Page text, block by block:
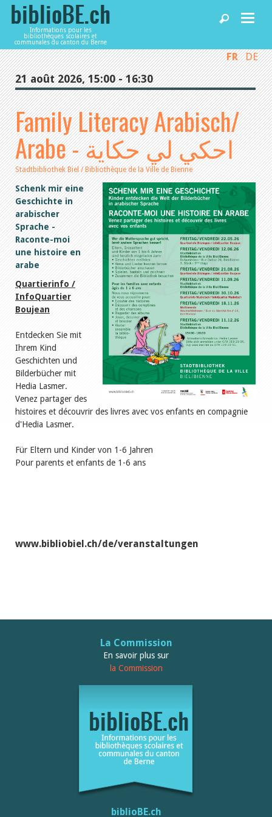
Informations pour les
bibliothèques scolaires et
communales du canton du Berne
Accueil
Articles
Bibliothèques
Agenda
Services
Utiliser biblioBE.ch
FR DE
21 août 2026, 15:00 - 16:30
Family Literacy Arabisch/
Arabe - احكي لي حكاية
Stadtbibliothek Biel / Bibliothèque de la Ville de Bienne
Schenk mir eine
Geschichte in
arabischer
Sprache -
Raconte-moi
une histoire en
arabe
Quartierinfo /
InfoQuartier
Boujean
Entdecken Sie mit
Ihrem Kind
Geschichten und
Bilderbücher mit
Hedia Lasmer.
Venez partager des
histoires et découvrir des livres avec vos enfants en compagnie
d'Hedia Lasmer.
Für Eltern und Kinder von 1-6 Jahren
Pour parents et enfants de 1-6 ans
www.bibliobiel.ch/de/veranstaltungen
La Commission
En savoir plus sur
la Commission
biblioBE.ch